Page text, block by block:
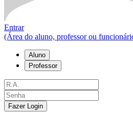
Entrar
(Área do aluno, professor ou
Aluno
Professor
Fazer Login